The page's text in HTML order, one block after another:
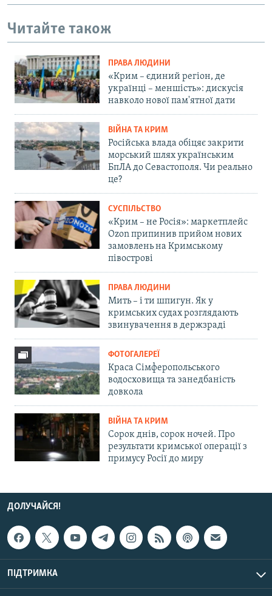
Читайте також
ПРАВА ЛЮДИНИ
«Крим – єдиний регіон, де
українці – меншість»: дискусія
навколо нової пам'ятної дати
ВІЙНА ТА КРИМ
Російська влада обіцяє закрити
морський шлях українським
БпЛА до Севастополя. Чи реально
це?
СУСПІЛЬСТВО
«Крим – не Росія»: маркетплейс
Ozon припинив прийом нових
замовлень на Кримському
півострові
ПРАВА ЛЮДИНИ
Мить – і ти шпигун. Як у
кримських судах розглядають
звинувачення в держзраді
ФОТОГАЛЕРЕЇ
Краса Сімферопольського
водосховища та занедбаність
довкола
ВІЙНА ТА КРИМ
Сорок днів, сорок ночей. Про
результати кримської операції з
примусу Росії до миру
ДОЛУЧАЙСЯ!
ПІДТРИМКА